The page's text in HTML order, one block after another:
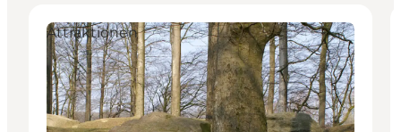
Attraktionen